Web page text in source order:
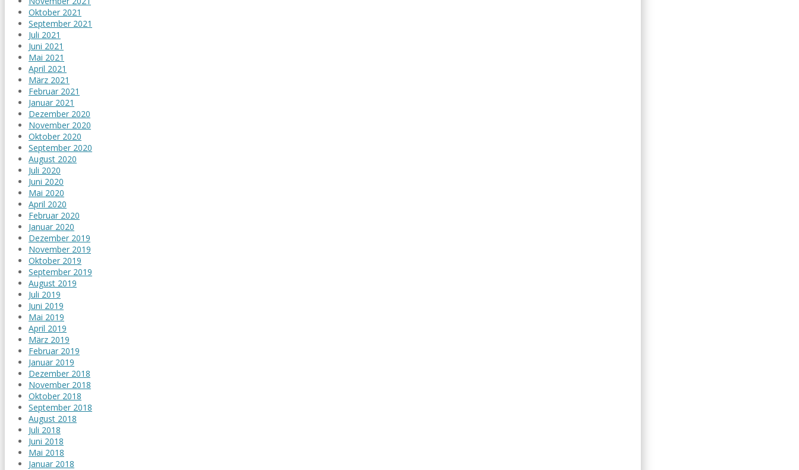
Oktober 2021
September 2021
Juli 2021
Juni 2021
Mai 2021
April 2021
März 2021
Februar 2021
Januar 2021
Dezember 2020
November 2020
Oktober 2020
September 2020
August 2020
Juli 2020
Juni 2020
Mai 2020
April 2020
Februar 2020
Januar 2020
Dezember 2019
November 2019
Oktober 2019
September 2019
August 2019
Juli 2019
Juni 2019
Mai 2019
April 2019
März 2019
Februar 2019
Januar 2019
Dezember 2018
November 2018
Oktober 2018
September 2018
August 2018
Juli 2018
Juni 2018
Mai 2018
Januar 2018